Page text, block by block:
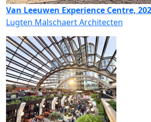
Van Leeuwen Experience Centre,
Lugten Malschaert Architecten